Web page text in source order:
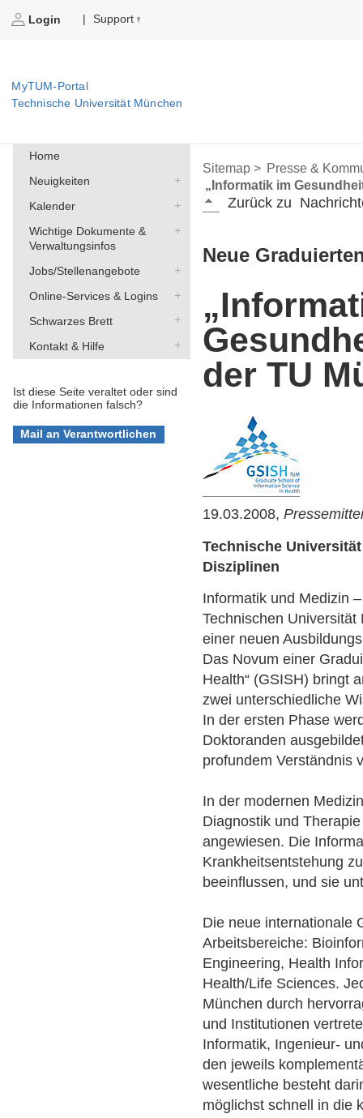
Login | Support
MyTUM-Portal
Technische Universität München
Home
Neuigkeiten
Kalender
Wichtige Dokumente &
Verwaltungsinfos
Jobs/Stellenangebote
Online-Services & Logins
Schwarzes Brett
Kontakt & Hilfe
Ist diese Seite veraltet oder sind
die Informationen falsch?
Sitemap > Presse &
„Informatik im
Zurück zu
Neue
der TU
19.03.2008,
Technische
Disziplinen
Informatik und Medizin
Technischen
einer neuen
Das Novum einer
Health“ (GSISH) bringt
zwei unterschiedliche
In der ersten Phase
Doktoranden
profundem Verständnis
In der modernen
Diagnostik und
angewiesen. Die
Krankheitsentstehung
beeinflussen, und sie
Die neue internationale
Arbeitsbereiche:
Engineering, Health
Health/Life Sciences.
München durch
und Institutionen
Informatik, Ingenieur-
den jeweils
wesentliche besteht
möglichst schnell in die